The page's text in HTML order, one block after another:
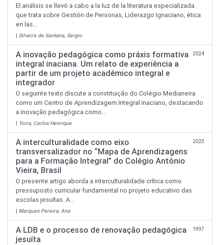
El análisis se llevó a cabo a la luz de la literatura especializada
que trata sobre Gestión de Personas, Liderazgo Ignaciano, ética
en las...
| Silveira de Santana, Sergio
A inovação pedagógica como práxis formativa
integral inaciana. Um relato de experiência a
partir de um projeto acadêmico integral e
integrador
2024
O seguinte texto discute a constituição do Colégio Medianeira
como um Centro de Aprendizagem Integral Inaciano, destacando
a inovação pedagógica como...
| Torra, Carlos Henrique
A interculturalidade como eixo
transversalizador no “Mapa de Aprendizagens
para a Formação Integral” do Colégio Antônio
Vieira, Brasil
2023
O presente artigo aborda a interculturalidade crítica como
pressuposto curricular fundamental no projeto educativo das
escolas jesuítas. A...
| Marques Pereira, Ana
A LDB e o processo de renovação pedagógica
jesuíta
1997